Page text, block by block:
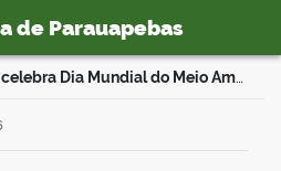
de Parauapebas
Prefeitura celebra Dia Mundial do Meio Ambiente com imersão inédita em terras indígenas Xikrin